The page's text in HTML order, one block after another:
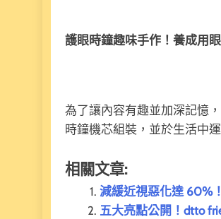
護眼時鐘趣味手作！養成用
為了讓內容有趣並加深記憶
時鐘機芯組裝，並於生活中
相關文章:
減緩近視惡化達 60%
五大亮點公開！dtto